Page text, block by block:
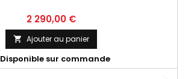
Prix
2 290,00 €
 Ajouter au panier
Disponible sur commande